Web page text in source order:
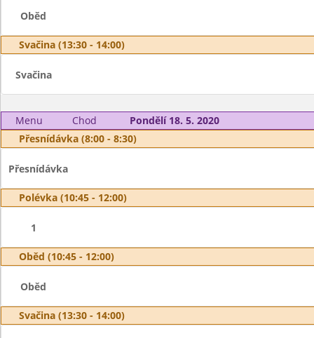
Oběd
Svačina (13:30 - 14:00)
Svačina
Menu Chod
Pondělí 18. 5. 2020
Přesnídávka (8:00 - 8:30)
Přesnídávka
Polévka (10:45 - 12:00)
1
Oběd (10:45 - 12:00)
Oběd
Svačina (13:30 - 14:00)